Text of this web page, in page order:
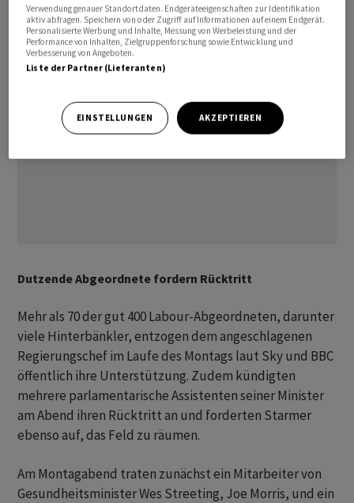
lauter.
Dutzende Abgeordnete fordern Rücktritt
Mehr als 70 der gut 400 Labour-Abgeordneten, darunter
viele Hinterbänkler, entzogen dem angeschlagenen
Regierungschef im Laufe des Montags laut Sky und BBC
öffentlich ihre Unterstützung. Zudem kündigten
mehrere parlamentarische Assistenten seiner Minister
am Abend ihren Rücktritt an und forderten Starmer
ebenso auf, das Feld zu räumen.
Am Montagabend traten zunächst ein Mitarbeiter von
Gesundheitsminister Wes Streeting, Joe Morris, und ein
Verwendung genauer Standortdaten. Endgeräteeigenschaften zur Identifikation
aktiv abfragen. Speichern von oder Zugriff auf Informationen auf einem Endgerät.
Personalisierte Werbung und Inhalte, Messung von Werbeleistung und der
Performance von Inhalten, Zielgruppenforschung sowie Entwicklung und
Verbesserung von Angeboten.
Liste der Partner (Lieferanten)
EINSTELLUNGEN AKZEPTIEREN